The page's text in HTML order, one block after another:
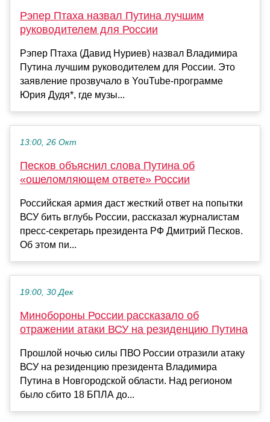
Рэпер Птаха назвал Путина лучшим
руководителем для России
Рэпер Птаха (Давид Нуриев) назвал Владимира
Путина лучшим руководителем для России. Это
заявление прозвучало в YouTube-программе
Юрия Дудя*, где музы...
13:00, 26 Окт
Песков объяснил слова Путина об
«ошеломляющем ответе» России
Российская армия даст жесткий ответ на попытки
ВСУ бить вглубь России, рассказал журналистам
пресс-секретарь президента РФ Дмитрий Песков.
Об этом пи...
19:00, 30 Дек
Минобороны России рассказало об
отражении атаки ВСУ на резиденцию Путина
Прошлой ночью силы ПВО России отразили атаку
ВСУ на резиденцию президента Владимира
Путина в Новгородской области. Над регионом
было сбито 18 БПЛА до...